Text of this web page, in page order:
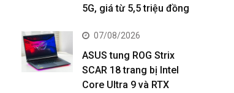
5G, giá từ 5,5 triệu đồng
07/08/2026
ASUS tung ROG Strix
SCAR 18 trang bị Intel
Core Ultra 9 và RTX